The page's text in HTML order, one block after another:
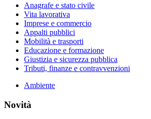
Anagrafe e stato civile
Vita lavorativa
Imprese e commercio
Appalti pubblici
Mobilità e trasporti
Educazione e formazione
Giustizia e sicurezza pubblica
Tributi, finanze e contravvenzioni
Ambiente
Novità